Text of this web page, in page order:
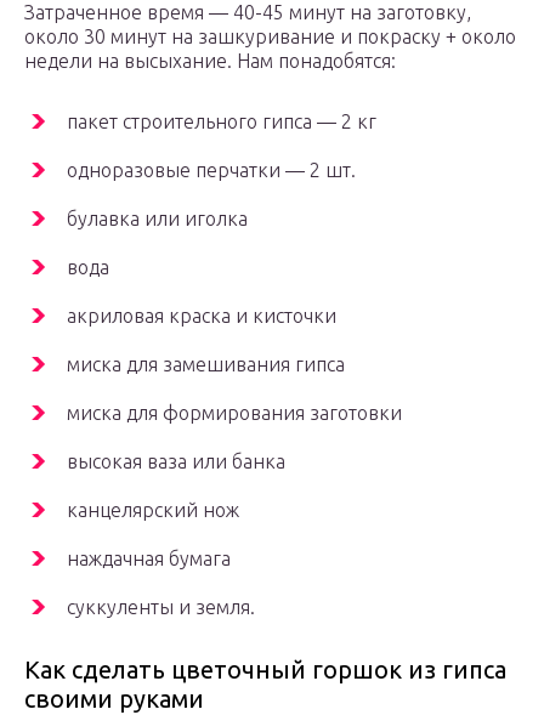
Затраченное время — 40-45 минут на заготовку,
около 30 минут на зашкуривание и покраску + около
недели на высыхание. Нам понадобятся:
пакет строительного гипса — 2 кг
одноразовые перчатки — 2 шт.
булавка или иголка
вода
акриловая краска и кисточки
миска для замешивания гипса
миска для формирования заготовки
высокая ваза или банка
канцелярский нож
наждачная бумага
суккуленты и земля.
Как сделать цветочный горшок из гипса
своими руками